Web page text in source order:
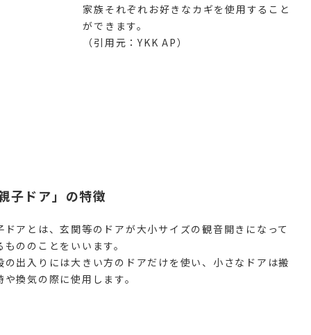
家族それぞれお好きなカギを使用すること
ができます。
（引用元：YKK AP）
子ドア」の特徴
ドアとは、玄関等のドアが大小サイズの観音開きになって
もののことをいいます。
の出入りには大きい方のドアだけを使い、小さなドアは搬
や換気の際に使用します。